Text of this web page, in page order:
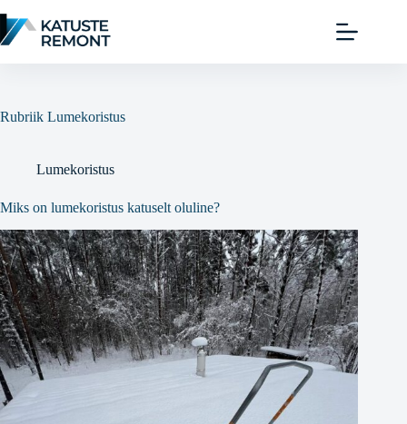
Rubriik Lumekoristus
Lumekoristus
Miks on lumekoristus katuselt oluline?